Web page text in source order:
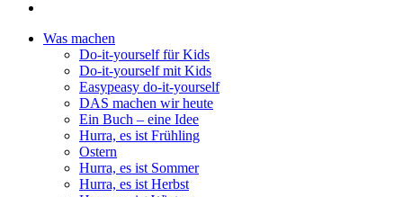
Was machen
Do-it-yourself für Kids
Do-it-yourself mit Kids
Easypeasy do-it-yourself
DAS machen wir heute
Ein Buch – eine Idee
Hurra, es ist Frühling
Ostern
Hurra, es ist Sommer
Hurra, es ist Herbst